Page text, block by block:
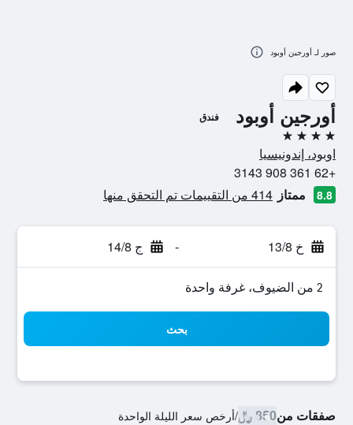
أورجين أوبود فندق
4 نجوم
اوبود، إندونيسيا
+62 361 908 3143
8.8 ممتاز 414 من التقييمات تم التحقق منها
خ 13/8 - ج 14/8
2 من الضيوف، غرفة واحدة
بحث
صفقات من850 ﷼ /أرخص سعر الليلة الواحدة
صور لـ أورجين أوبود